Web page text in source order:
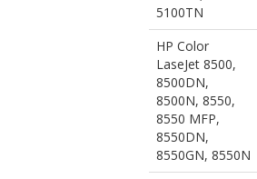
5100TN
HP Color
LaseJet 8500,
8500DN,
8500N, 8550,
8550 MFP,
8550DN,
8550GN, 8550N